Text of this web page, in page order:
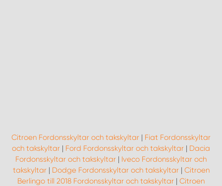
Citroen Fordonsskyltar och takskyltar | Fiat Fordonsskyltar
och takskyltar | Ford Fordonsskyltar och takskyltar | Dacia
Fordonsskyltar och takskyltar | Iveco Fordonsskyltar och
takskyltar| Dodge Fordonsskyltar och takskyltar| Citroen
Berlingo till 2018 Fordonsskyltar och takskyltar | Citroen